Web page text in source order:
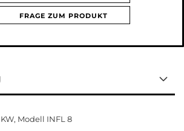
FRAGE ZUM PRODUKT
Modell INFL 8